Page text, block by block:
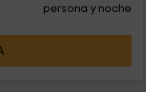
persona y noche